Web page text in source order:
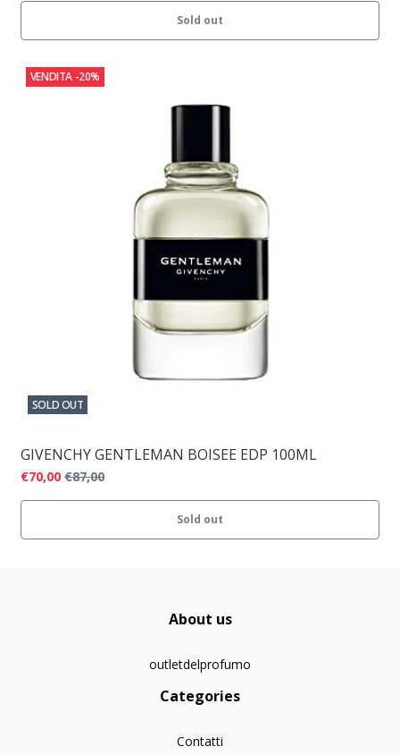
Sold out
VENDITA -20%
SOLD OUT
GIVENCHY GENTLEMAN BOISEE EDP 100ML
€70,00 €87,00
Sold out
About us
outletdelprofumo
Categories
Contatti